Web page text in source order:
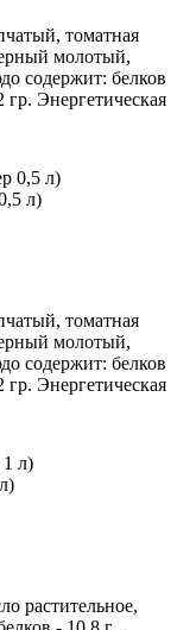
томатная
молотый,
содержит: белков
гр. Энергетическая
л)
томатная
молотый,
содержит: белков
гр. Энергетическая
растительное,